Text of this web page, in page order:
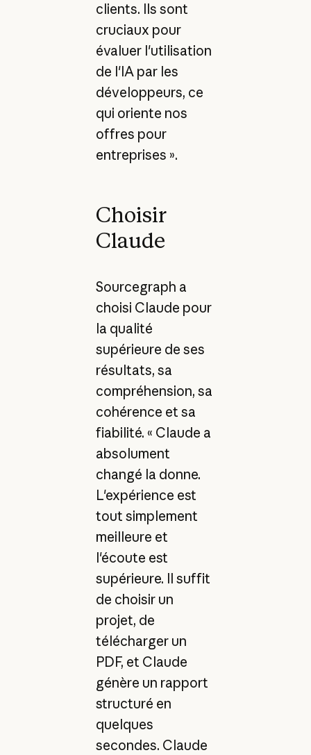
clients. Ils sont
cruciaux pour
évaluer l'utilisation
de l'IA par les
développeurs, ce
qui oriente nos
offres pour
entreprises ».
Choisir
Claude
Sourcegraph a
choisi Claude pour
la qualité
supérieure de ses
résultats, sa
compréhension, sa
cohérence et sa
fiabilité. « Claude a
absolument
changé la donne.
L'expérience est
tout simplement
meilleure et
l'écoute est
supérieure. Il suffit
de choisir un
projet, de
télécharger un
PDF, et Claude
génère un rapport
structuré en
quelques
secondes. Claude